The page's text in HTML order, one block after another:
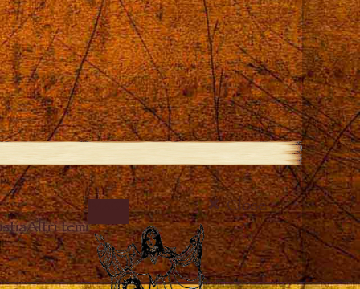
Altri temi
Close